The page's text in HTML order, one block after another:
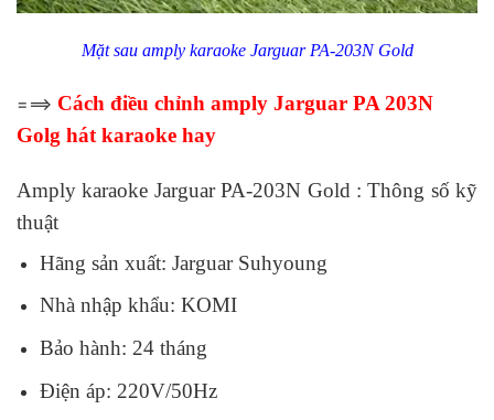
Mặt sau amply karaoke Jarguar PA-203N Gold
===> Cách điều chỉnh amply Jarguar PA 203N
Golg hát karaoke hay
Amply karaoke Jarguar PA-203N Gold : Thông số kỹ
thuật
Hãng sản xuất: Jarguar Suhyoung
Nhà nhập khẩu: KOMI
Bảo hành: 24 tháng
Điện áp: 220V/50Hz